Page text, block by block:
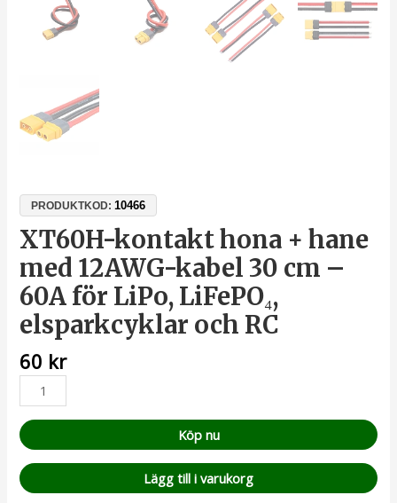
PRODUKTKOD:10466
XT60H-kontakt hona + hane
med 12AWG-kabel 30 cm –
60A för LiPo, LiFePO₄,
elsparkcyklar och RC
60 kr
Köp nu
Lägg till i varukorg